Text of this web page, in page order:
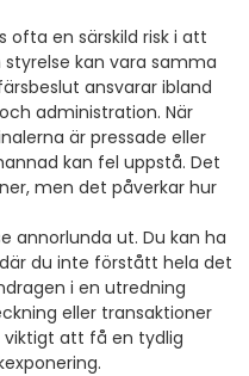
ofta en särskild risk i att
kan vara samma
ansvarar ibland
administration. När
är pressade eller
kan fel uppstå. Det
men det påverkar hur
annorlunda ut. Du kan ha
du inte förstått hela det
i en utredning
eller transaktioner
viktigt att få en tydlig